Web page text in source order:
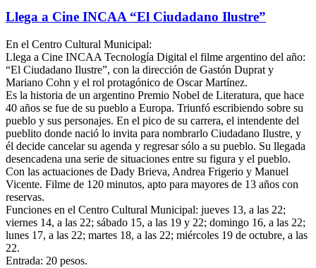
Llega a Cine INCAA “El Ciudadano Ilustre”
En el Centro Cultural Municipal:
Llega a Cine INCAA Tecnología Digital el filme argentino del año:
“El Ciudadano Ilustre”, con la dirección de Gastón Duprat y
Mariano Cohn y el rol protagónico de Oscar Martínez.
Es la historia de un argentino Premio Nobel de Literatura, que hace
40 años se fue de su pueblo a Europa. Triunfó escribiendo sobre su
pueblo y sus personajes. En el pico de su carrera, el intendente del
pueblito donde nació lo invita para nombrarlo Ciudadano Ilustre, y
él decide cancelar su agenda y regresar sólo a su pueblo. Su llegada
desencadena una serie de situaciones entre su figura y el pueblo.
Con las actuaciones de Dady Brieva, Andrea Frigerio y Manuel
Vicente. Filme de 120 minutos, apto para mayores de 13 años con
reservas.
Funciones en el Centro Cultural Municipal: jueves 13, a las 22;
viernes 14, a las 22; sábado 15, a las 19 y 22; domingo 16, a las 22;
lunes 17, a las 22; martes 18, a las 22; miércoles 19 de octubre, a las
22.
Entrada: 20 pesos.